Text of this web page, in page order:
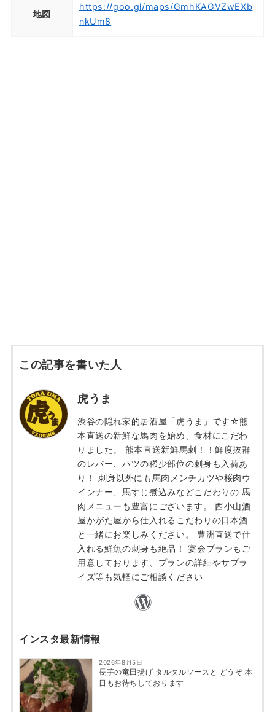
地図
https://goo.gl/maps/GmhKAGVZwEXb
nkUm8
この記事を書いた人
虎うま
渋谷の隠れ家的居酒屋「虎うま」です☆熊
本直送の新鮮な馬肉を始め、食材にこだわ
りました。 熊本直送新鮮馬刺！！鮮度抜群
のレバー、ハツの稀少部位の刺身も入荷あ
り！ 刺身以外にも馬肉メンチカツや桜肉ウ
インナー、馬すじ煮込みなどこだわりの 馬
肉メニューも豊富にございます。 西小山酒
屋かがた屋から仕入れるこだわりの日本酒
と一緒にお楽しみください。 豊洲直送で仕
入れる鮮魚の刺身も絶品！ 宴会プランもご
用意しております、プランの詳細やサプラ
イズ等も気軽にご相談ください
インスタ最新情報
2026年8月5日
長芋の竜田揚げ タルタルソースと どうぞ 本
日もお待ちしております